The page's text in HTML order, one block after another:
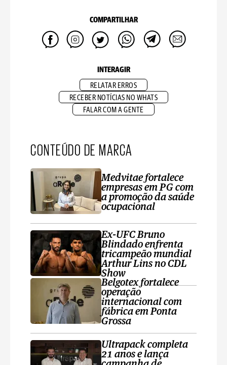
COMPARTILHAR
INTERAGIR
RELATAR ERROS
RECEBER NOTÍCIAS NO WHATS
FALAR COM A GENTE
CONTEÚDO DE MARCA
Medvitae fortalece
empresas em PG com
a promoção da saúde
ocupacional
Ex-UFC Bruno
Blindado enfrenta
tricampeão mundial
Arthur Lins no CDL
Show
Belgotex fortalece
operação
internacional com
fábrica em Ponta
Grossa
Ultrapack completa
21 anos e lança